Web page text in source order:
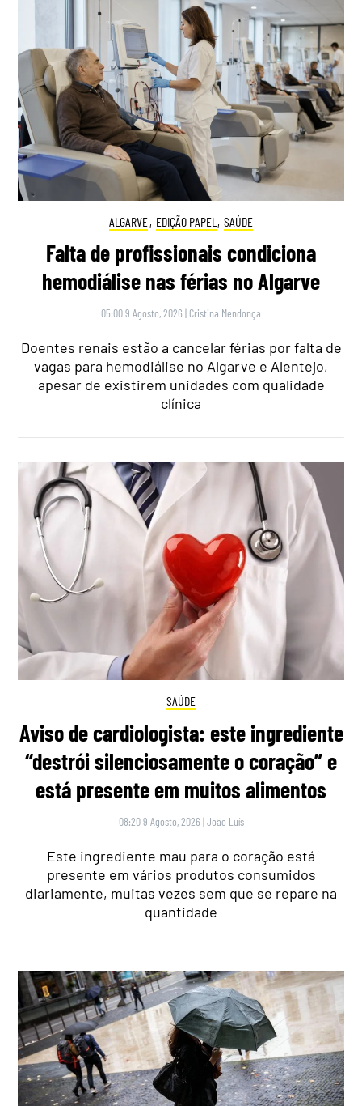
ALGARVE, EDIÇÃO PAPEL , SAÚDE
Falta de profissionais condiciona
hemodiálise nas férias no Algarve
05:00 9 Agosto, 2026 | Cristina Mendonça
Doentes renais estão a cancelar férias por falta de
vagas para hemodiálise no Algarve e Alentejo,
apesar de existirem unidades com qualidade
clínica
SAÚDE
Aviso de cardiologista: este ingrediente
“destrói silenciosamente o coração” e
está presente em muitos alimentos
08:20 9 Agosto, 2026 |João Luís
Este ingrediente mau para o coração está
presente em vários produtos consumidos
diariamente, muitas vezes sem que se repare na
quantidade